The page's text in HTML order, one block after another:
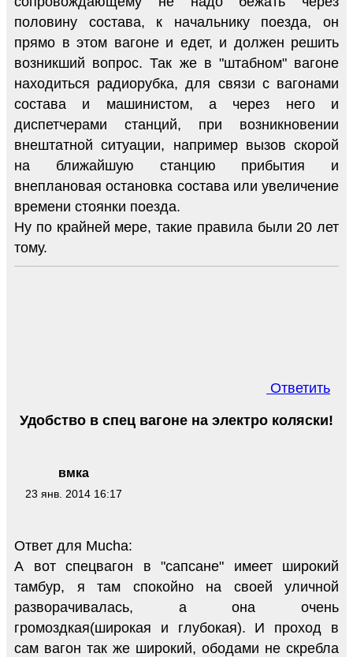
половину состава, к начальнику поезда, он
прямо в этом вагоне и едет, и должен решить
возникший вопрос. Так же в "штабном" вагоне
находиться радиорубка, для связи с вагонами
состава и машинистом, а через него и
диспетчерами станций, при возникновении
внештатной ситуации, например вызов скорой
на ближайшую станцию прибытия и
внеплановая остановка состава или увеличение
времени стоянки поезда.
Ну по крайней мере, такие правила были 20 лет
тому.
Ответить
вмка
23 янв. 2014 16:17
Удобство в спец вагоне на электро коляски!
Ответ для Mucha:
А вот спецвагон в "сапсане" имеет широкий
тамбур, я там спокойно на своей уличной
разворачивалась, а она очень
громоздкая(широкая и глубокая). И проход в
сам вагон так же широкий, ободами не скребла